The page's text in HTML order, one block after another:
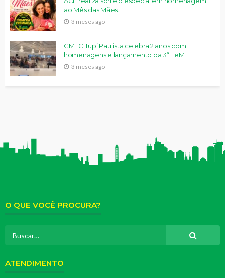
ao Mês das Mães.
3 meses ago
CMEC Tupi Paulista celebra 2 anos com
homenagens e lançamento da 3ª FeME
3 meses ago
O QUE VOCÊ PROCURA?
ATENDIMENTO